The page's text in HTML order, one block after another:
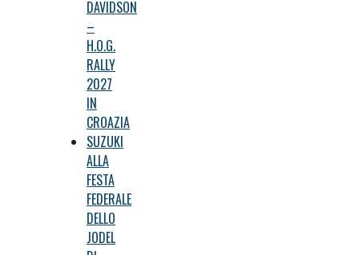
DAVIDSON
–
H.O.G.
RALLY
2027
IN
CROAZIA
SUZUKI
ALLA
FESTA
FEDERALE
DELLO
JODEL